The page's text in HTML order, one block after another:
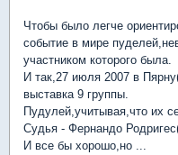
Чтобы было легче
событие в мире
участником которого была.
И так,27 июля 2007 в
выставка 9 группы.
Пудулей,учитывая,что их
Судья - Фернандо
И все бы хорошо,но ...